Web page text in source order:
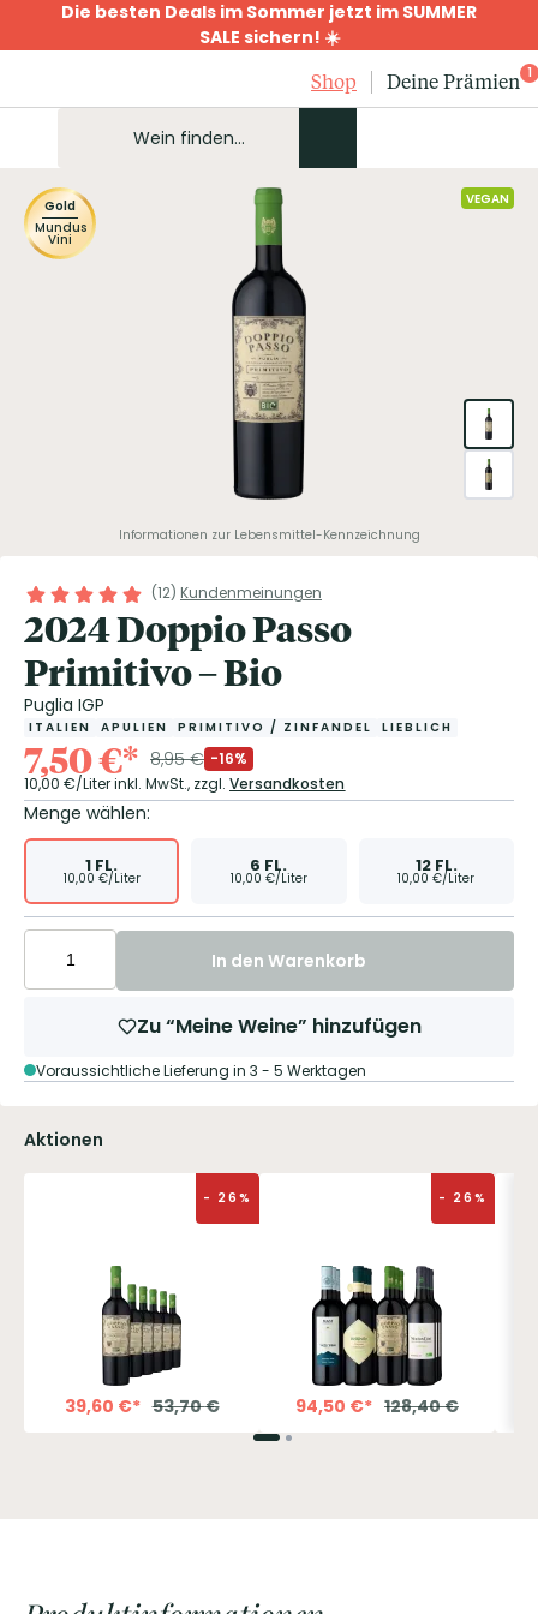
Die besten Deals im Sommer jetzt im SUMMER
SALE sichern! ☀️
Shop
Deine Prämien 1
Gold
Mundus
Vini
VEGAN
Informationen zur Lebensmittel-Kennzeichnung
(12) Kundenmeinungen
2024 Doppio Passo
Primitivo – Bio
Puglia IGP
ITALIEN APULIEN PRIMITIVO / ZINFANDEL LIEBLICH
7,50€* 8,95€ -16%
10,00 €/Literinkl. MwSt., zzgl. Versandkosten
Menge wählen:
1 FL.
10,00 €/Liter
6 FL.
10,00 €/Liter
12FL.
10,00 €/Liter
In den Warenkorb
Zu “Meine Weine” hinzufügen
Voraussichtliche Lieferung in 3 - 5 Werktagen
Aktionen
- 26 %
39,60 €* 53,70€
- 26 %
94,50 €* 128,40€